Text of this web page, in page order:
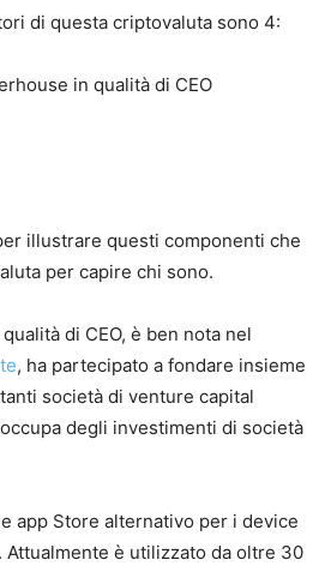
di questa criptovaluta sono 4:
in qualità di CEO
illustrare questi componenti che
per capire chi sono.
di CEO, è ben nota nel
, ha partecipato a fondare insieme
società di venture capital
degli investimenti di società
app Store alternativo per i device
Attualmente è utilizzato da oltre 30